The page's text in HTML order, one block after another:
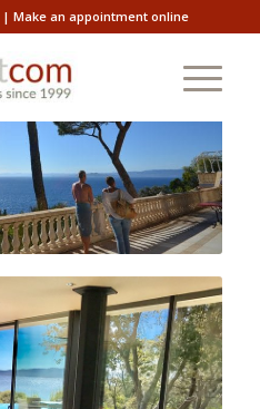
|Make an appointment online